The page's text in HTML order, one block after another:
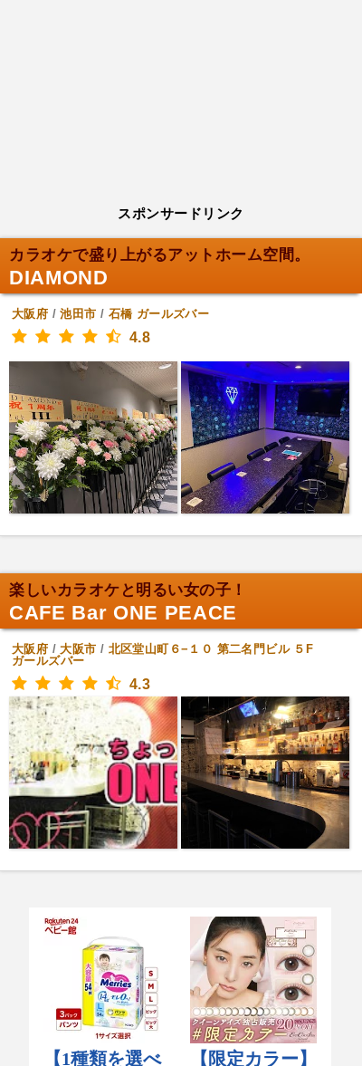
スポンサードリンク
カラオケで盛り上がるアットホーム空間。
DIAMOND
大阪府 /池田市 / 石橋 ガールズバー
4.8
楽しいカラオケと明るい女の子！
CAFE Bar ONE PEACE
大阪府 /大阪市 / 北区堂山町６−１０ 第二名門ビル ５F
ガールズバー
4.3